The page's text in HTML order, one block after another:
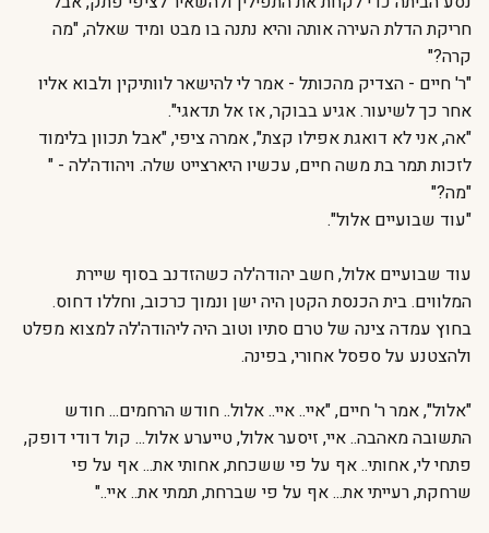
חריקת הדלת העירה אותה והיא נתנה בו מבט ומיד שאלה, "מה
קרה?"
"ר' חיים - הצדיק מהכותל - אמר לי להישאר לוותיקין ולבוא אליו
אחר כך לשיעור. אגיע בבוקר, אז אל תדאגי".
"אה, אני לא דואגת אפילו קצת", אמרה ציפי, "אבל תכוון בלימוד
לזכות תמר בת משה חיים, עכשיו היארצייט שלה. ויהודה'לה - "
"מה?"
"עוד שבועיים אלול".
עוד שבועיים אלול, חשב יהודה'לה כשהזדנב בסוף שיירת
המלווים. בית הכנסת הקטן היה ישן ונמוך כרכוב, וחללו דחוס.
בחוץ עמדה צינה של טרם סתיו וטוב היה ליהודה'לה למצוא מפלט
ולהצטנע על ספסל אחורי, בפינה.
"אלול", אמר ר' חיים, "איי.. איי.. אלול.. חודש הרחמים... חודש
התשובה מאהבה.. איי, זיסער אלול, טייערע אלול... קול דודי דופק,
פתחי לי, אחותי.. אף על פי ששכחת, אחותי את... אף על פי
שרחקת, רעייתי את... אף על פי שברחת, תמתי את.. איי.."